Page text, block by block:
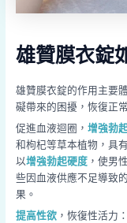
雄贊膜衣錠
雄贊膜衣錠的作用主要
礙帶來的困擾，恢復正
促進血液迴圈， 增強勃
和枸杞等草本植物，具
以增強勃起硬度，使男
些因血液供應不足導致
果。
提高性欲，恢復性活力